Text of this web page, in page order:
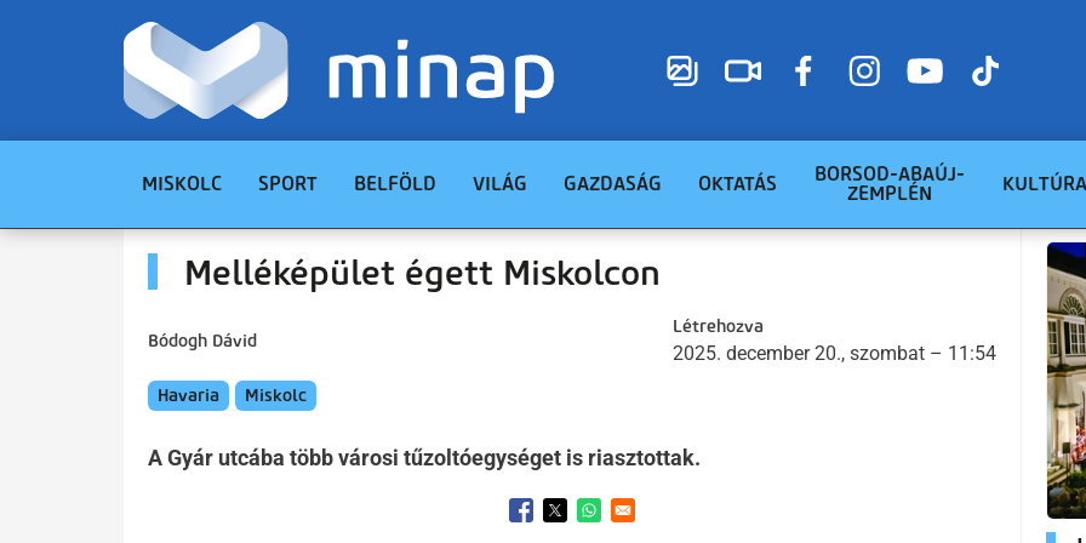
MISKOLC SPORT BELFÖLD VILÁG GAZDASÁG OKTATÁS
BORSOD-ABAÚJ-
ZEMPLÉN
KULTÚRA
Melléképület égett Miskolcon
Bódogh Dávid
Létrehozva
2025. december 20., szombat – 11:54
Havaria Miskolc
A Gyár utcába több városi tűzoltóegységet is riasztottak.
Opens in a new window
Opens in a new window
Opens in a new window